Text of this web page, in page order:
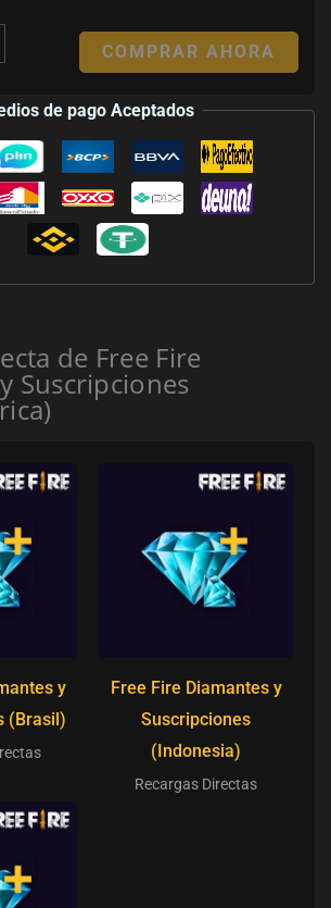
COMPRAR AHORA
de pago Aceptados
de Free Fire
Suscripciones
y
(Brasil)
Free Fire Diamantes y
Suscripciones
(Indonesia)
Recargas Directas